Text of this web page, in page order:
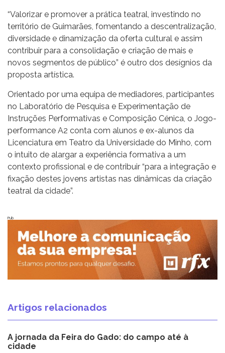
“Valorizar e promover a prática teatral, investindo no
território de Guimarães, fomentando a descentralização,
diversidade e dinamização da oferta cultural e assim
contribuir para a consolidação e criação de mais e
novos segmentos de público” é outro dos desígnios da
proposta artística.
Orientado por uma equipa de mediadores, participantes
no Laboratório de Pesquisa e Experimentação de
Instruções Performativas e Composição Cénica, o Jogo-
performance A2 conta com alunos e ex-alunos da
Licenciatura em Teatro da Universidade do Minho, com
o intuito de alargar a experiência formativa a um
contexto profissional e de contribuir “para a integração e
fixação destes jovens artistas nas dinâmicas da criação
teatral da cidade”.
Pub
Artigos relacionados
A jornada da Feira do Gado: do campo até à
cidade